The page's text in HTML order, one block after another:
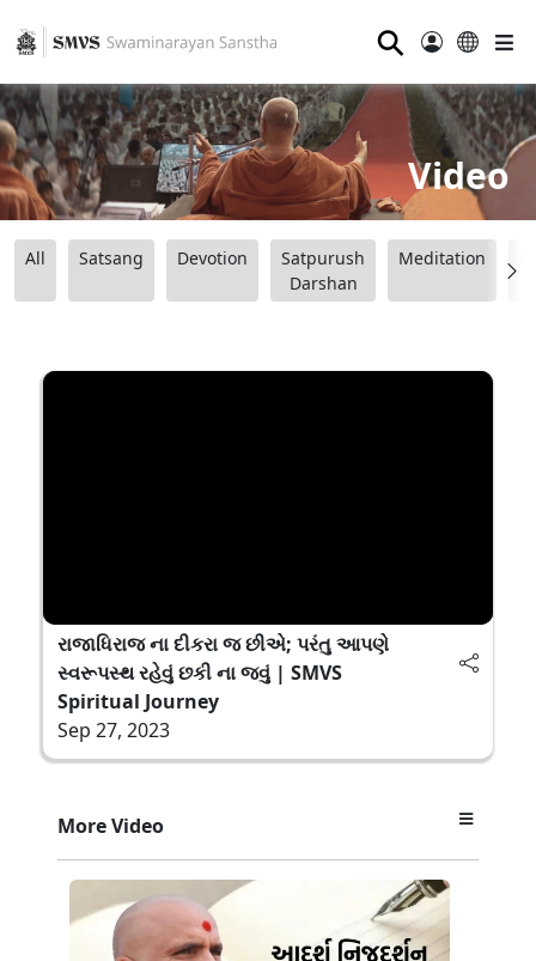
⚲
Video
All Satsang Devotion
Satpurush
Darshan
Meditation
રાજાધિરાજ ના દીકરા જ છીએ; પરંતુ આપણે
સ્વરૂપસ્થ રહેવું છકી ના જવું | SMVS
Spiritual Journey
Sep 27, 2023
More Video